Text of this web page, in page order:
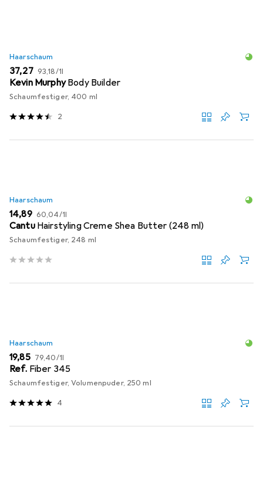
Haarschaum
EUR
37,27 EUR
93,18/1l
Kevin Murphy Body Builder
Schaumfestiger, 400 ml
2
Haarschaum
EUR
14,89 EUR
60,04/1l
Cantu Hairstyling Creme Shea Butter (248 ml)
Schaumfestiger, 248 ml
Haarschaum
EUR
19,85 EUR
79,40/1l
Ref. Fiber 345
Schaumfestiger, Volumenpuder, 250 ml
4